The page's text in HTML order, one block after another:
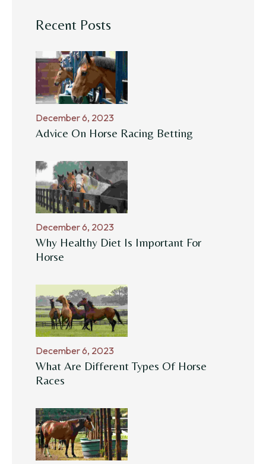
Recent Posts
December 6, 2023
Advice On Horse Racing Betting
December 6, 2023
Why Healthy Diet Is Important For
Horse
December 6, 2023
What Are Different Types Of Horse
Races